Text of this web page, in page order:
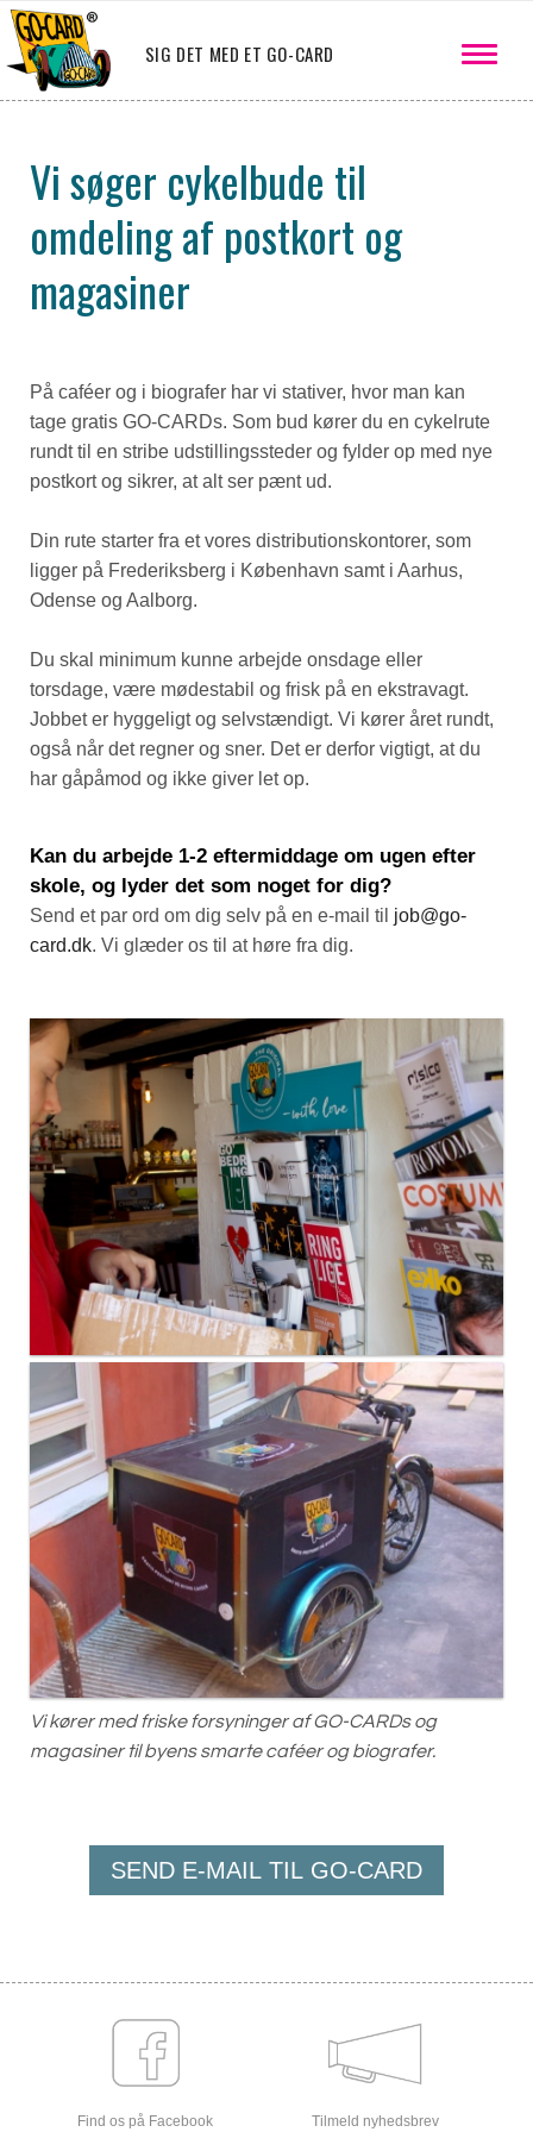
SIG DET MED ET GO-CARD
Vi søger cykelbude til
omdeling af postkort og
magasiner
På caféer og i biografer har vi stativer, hvor man kan
tage gratis GO-CARDs. Som bud kører du en cykelrute
rundt til en stribe udstillingssteder og fylder op med nye
postkort og sikrer, at alt ser pænt ud.
Din rute starter fra et vores distributionskontorer, som
ligger på Frederiksberg i København samt i Aarhus,
Odense og Aalborg.
Du skal minimum kunne arbejde onsdage eller
torsdage, være mødestabil og frisk på en ekstravagt.
Jobbet er hyggeligt og selvstændigt. Vi kører året rundt,
også når det regner og sner. Det er derfor vigtigt, at du
har gåpåmod og ikke giver let op.
Kan du arbejde 1-2 eftermiddage om ugen efter
skole, og lyder det som noget for dig?
Send et par ord om dig selv på en e-mail til job@go-
card.dk. Vi glæder os til at høre fra dig.
Vi kører med friske forsyninger af GO-CARDs og
magasiner til byens smarte caféer og biografer.
SEND E-MAIL TIL GO-CARD
Find os på Facebook Tilmeld nyhedsbrev